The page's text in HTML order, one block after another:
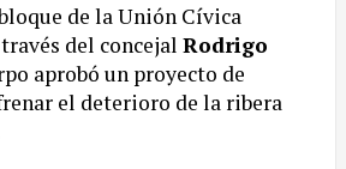
de la Unión Cívica
del concejal Rodrigo
aprobó un proyecto de
el deterioro de la ribera